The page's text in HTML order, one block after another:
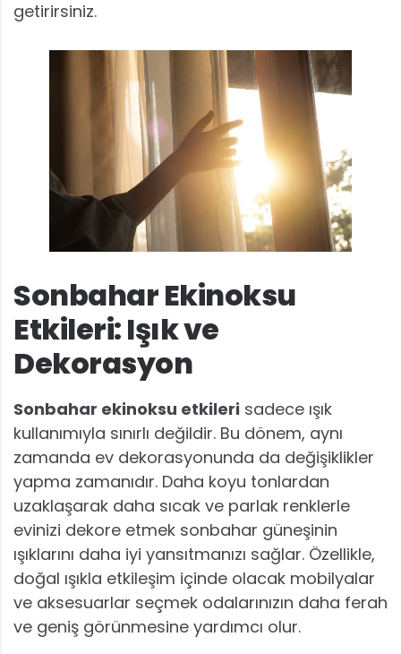
getirirsiniz.
Sonbahar Ekinoksu
Etkileri: Işık ve
Dekorasyon
Sonbahar ekinoksu etkileri sadece ışık
kullanımıyla sınırlı değildir. Bu dönem, aynı
zamanda ev dekorasyonunda da değişiklikler
yapma zamanıdır. Daha koyu tonlardan
uzaklaşarak daha sıcak ve parlak renklerle
evinizi dekore etmek sonbahar güneşinin
ışıklarını daha iyi yansıtmanızı sağlar. Özellikle,
doğal ışıkla etkileşim içinde olacak mobilyalar
ve aksesuarlar seçmek odalarınızın daha ferah
ve geniş görünmesine yardımcı olur.